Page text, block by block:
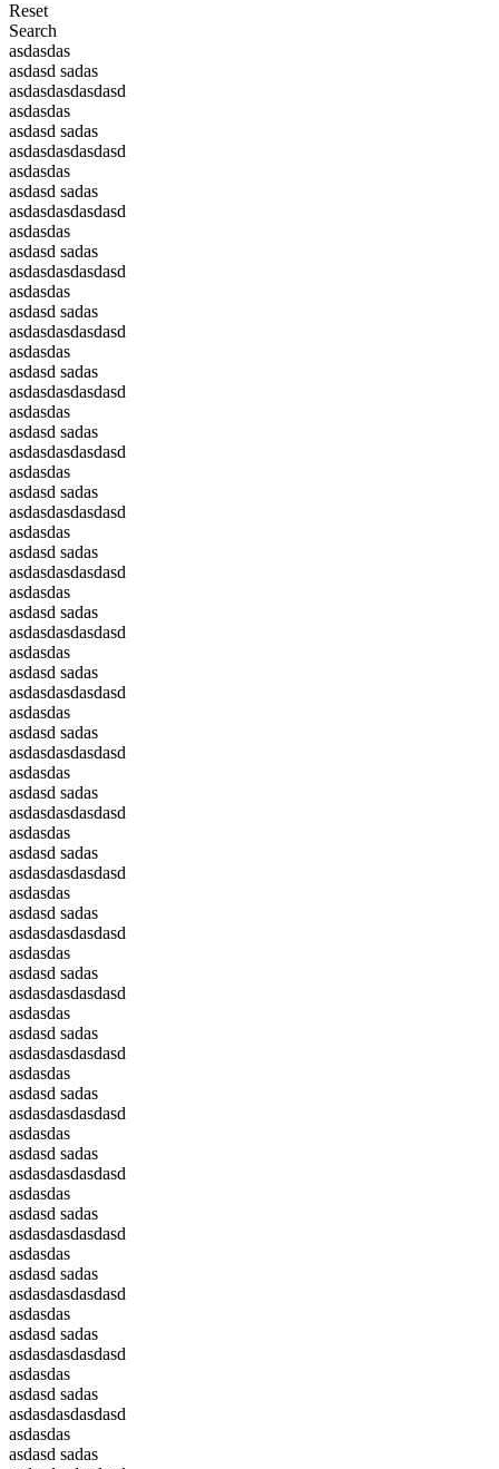
Reset
Search
asdasdas
asdasd sadas
asdasdasdasdasd
asdasdas
asdasd sadas
asdasdasdasdasd
asdasdas
asdasd sadas
asdasdasdasdasd
asdasdas
asdasd sadas
asdasdasdasdasd
asdasdas
asdasd sadas
asdasdasdasdasd
asdasdas
asdasd sadas
asdasdasdasdasd
asdasdas
asdasd sadas
asdasdasdasdasd
asdasdas
asdasd sadas
asdasdasdasdasd
asdasdas
asdasd sadas
asdasdasdasdasd
asdasdas
asdasd sadas
asdasdasdasdasd
asdasdas
asdasd sadas
asdasdasdasdasd
asdasdas
asdasd sadas
asdasdasdasdasd
asdasdas
asdasd sadas
asdasdasdasdasd
asdasdas
asdasd sadas
asdasdasdasdasd
asdasdas
asdasd sadas
asdasdasdasdasd
asdasdas
asdasd sadas
asdasdasdasdasd
asdasdas
asdasd sadas
asdasdasdasdasd
asdasdas
asdasd sadas
asdasdasdasdasd
asdasdas
asdasd sadas
asdasdasdasdasd
asdasdas
asdasd sadas
asdasdasdasdasd
asdasdas
asdasd sadas
asdasdasdasdasd
asdasdas
asdasd sadas
asdasdasdasdasd
asdasdas
asdasd sadas
asdasdasdasdasd
asdasdas
asdasd sadas